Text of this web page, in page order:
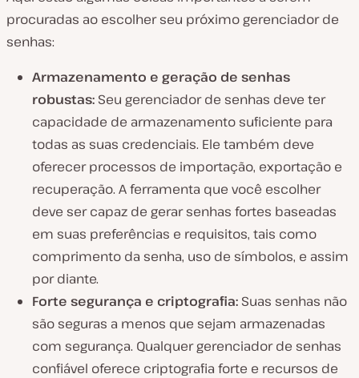
procuradas ao escolher seu próximo gerenciador de
senhas:
Armazenamento e geração de senhas
robustas: Seu gerenciador de senhas deve ter
capacidade de armazenamento suficiente para
todas as suas credenciais. Ele também deve
oferecer processos de importação, exportação e
recuperação. A ferramenta que você escolher
deve ser capaz de gerar senhas fortes baseadas
em suas preferências e requisitos, tais como
comprimento da senha, uso de símbolos, e assim
por diante.
Forte segurança e criptografia: Suas senhas não
são seguras a menos que sejam armazenadas
com segurança. Qualquer gerenciador de senhas
confiável oferece criptografia forte e recursos de